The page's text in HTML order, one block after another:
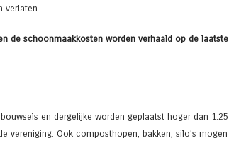
de schoonmaakkosten worden verhaald op de laatste
en dergelijke worden geplaatst hoger dan 1.25
vereniging. Ook composthopen, bakken, silo’s mogen